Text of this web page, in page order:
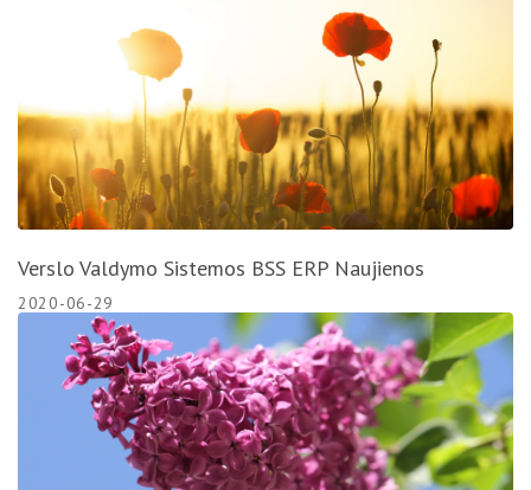
Verslo Valdymo Sistemos BSS ERP Naujienos
2020-06-29